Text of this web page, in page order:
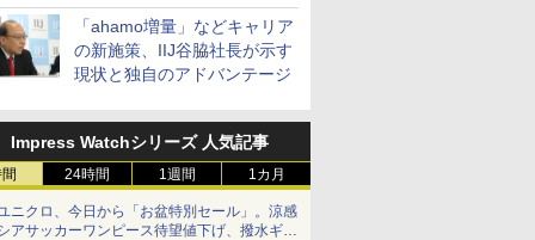
「ahamo増量」などキャリア
の新施策、IIJ谷脇社長が示す
現状と独自のアドバンテージ
Impress Watchシリーズ 人気記事
24時間 1週間 1カ月
ニクロ、今日から「お盆特別セール」。涼感
アサッカーワンピース待望値下げ、撥水ギア